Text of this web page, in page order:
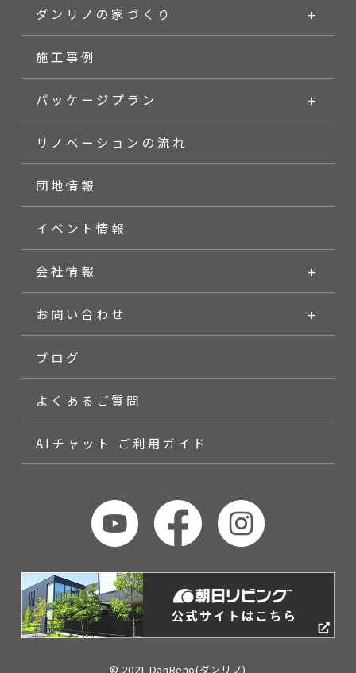
ダンリノの家づくり
施工事例
パッケージプラン
リノベーションの流れ
団地情報
イベント情報
会社情報
お問い合わせ
ブログ
よくあるご質問
AIチャット ご利用ガイド
© 2021 DanReno(ダンリノ)